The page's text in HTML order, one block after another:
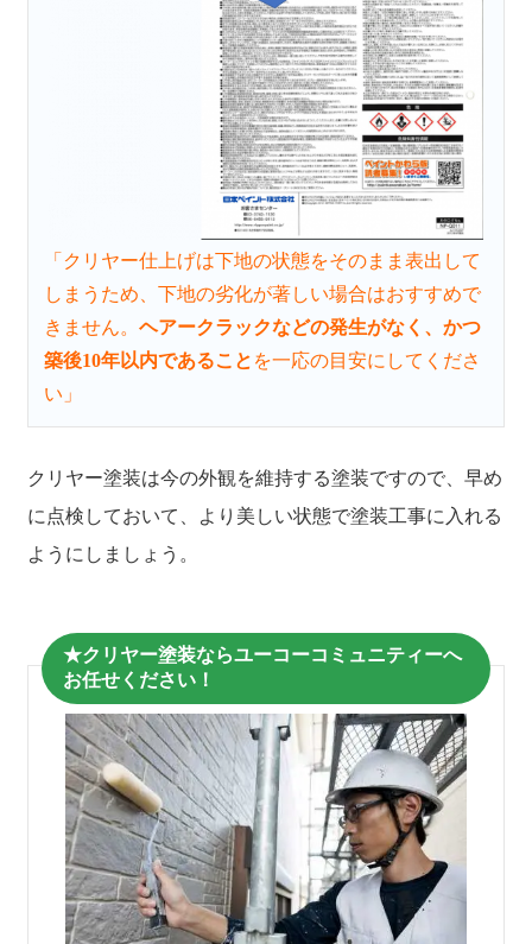
「クリヤー仕上げは下地の状態をそのまま表出して
しまうため、下地の劣化が著しい場合はおすすめで
きません。ヘアークラックなどの発生がなく、かつ
築後10年以内であること を一応の目安にしてくださ
い」
クリヤー塗装は今の外観を維持する塗装ですので、早め
に点検しておいて、より美しい状態で塗装工事に入れる
ようにしましょう。
★クリヤー塗装ならユーコーコミュニティーへ
お任せください！